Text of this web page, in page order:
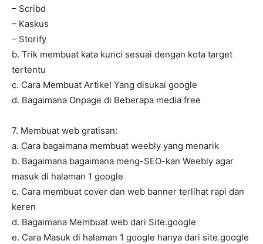
– Scribd
– Kaskus
– Storify
b. Trik membuat kata kunci sesuai dengan kota target
tertentu
c. Cara Membuat Artikel Yang disukai google
d. Bagaimana Onpage di Beberapa media free
7. Membuat web gratisan:
a. Cara bagaimana membuat weebly yang menarik
b. Bagaimana bagaimana meng-SEO-kan Weebly agar
masuk di halaman 1 google
c. Cara membuat cover dan web banner terlihat rapi dan
keren
d. Bagaimana Membuat web dari Site.google
e. Cara Masuk di halaman 1 google hanya dari site.google